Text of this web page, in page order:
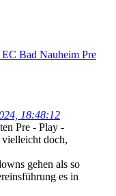
Bad Nauheim Pre
18:48:12
Pre - Play -
doch,
gehen als so
es in